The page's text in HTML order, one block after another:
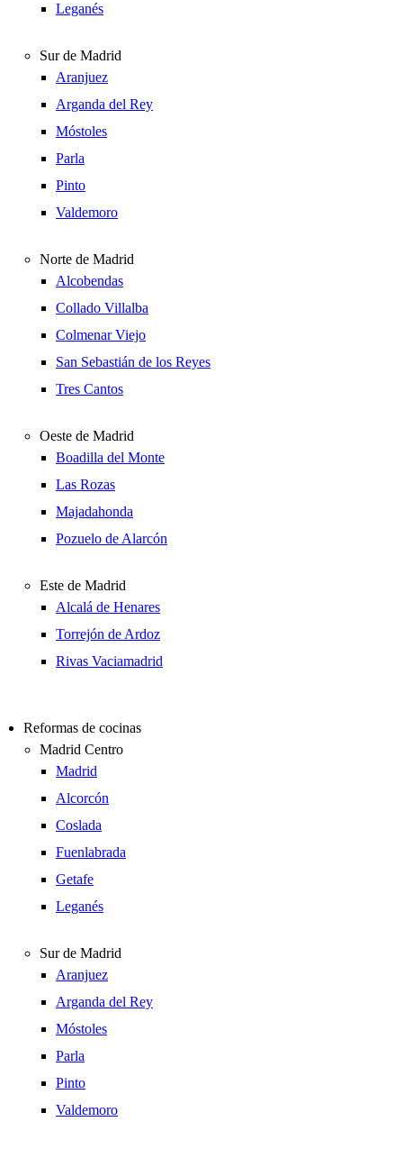
Leganés
Sur de Madrid
Aranjuez
Arganda del Rey
Móstoles
Parla
Pinto
Valdemoro
Norte de Madrid
Alcobendas
Collado Villalba
Colmenar Viejo
San Sebastián de los Reyes
Tres Cantos
Oeste de Madrid
Boadilla del Monte
Las Rozas
Majadahonda
Pozuelo de Alarcón
Este de Madrid
Alcalá de Henares
Torrejón de Ardoz
Rivas Vaciamadrid
Reformas de cocinas
Madrid Centro
Madrid
Alcorcón
Coslada
Fuenlabrada
Getafe
Leganés
Sur de Madrid
Aranjuez
Arganda del Rey
Móstoles
Parla
Pinto
Valdemoro